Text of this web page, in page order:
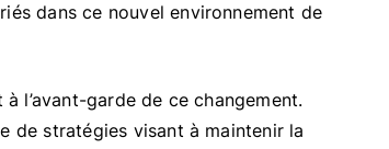
dans ce nouvel environnement de
l’avant-garde de ce changement.
de stratégies visant à maintenir la